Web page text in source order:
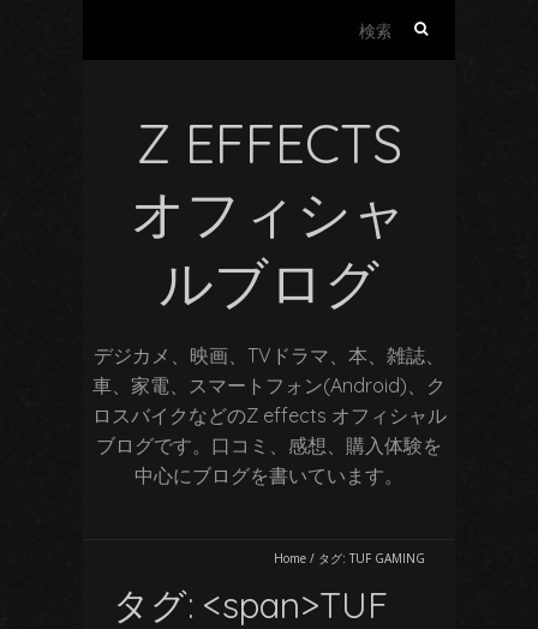
Z EFFECTS
オフィシャ
ルブログ
デジカメ、映画、TVドラマ、本、雑誌、
車、家電、スマートフォン(Android)、ク
ロスバイクなどのZ effects オフィシャル
ブログです。口コミ、感想、購入体験を
中心にブログを書いています。
Home / タグ: TUF GAMING
タグ: <span>TUF